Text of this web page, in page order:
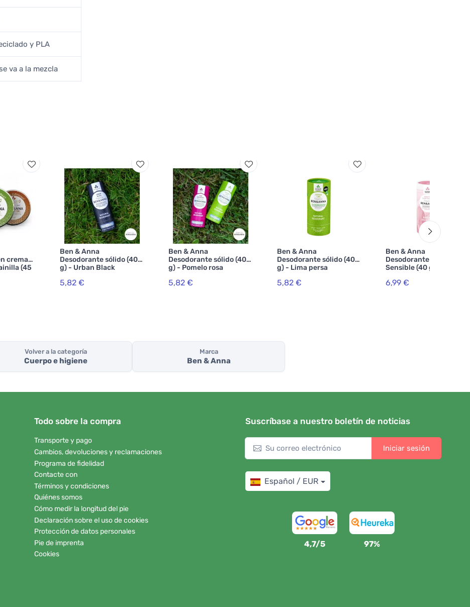
y PLA
va a la mezcla
crema
(45
Ben & Anna
Desodorante sólido (40
g) - Urban Black
5,82 €
Ben & Anna
Desodorante sólido (40
g) - Pomelo rosa
5,82 €
Ben & Anna
Desodorante sólido (40
g) - Lima persa
5,82 €
Ben & Anna
Desodorante Sólido
Sensible (40 g) - Flor de
Cerezo - sin bicarbonato
sódico
6,99 €
Volver a la categoría
Cuerpo e higiene
Marca
Ben & Anna
Todo sobre la compra
Transporte y pago
Cambios, devoluciones y reclamaciones
Programa de fidelidad
Contacte con
Términos y condiciones
Quiénes somos
Cómo medir la longitud del pie
Declaración sobre el uso de cookies
Protección de datos personales
Pie de imprenta
Cookies
Suscríbase a nuestro boletín de noticias
Iniciar sesión
Español / EUR
4,7/5 97%